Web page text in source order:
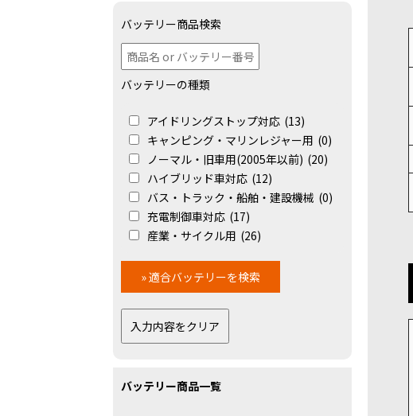
バッテリー商品検索
バッテリーの種類
アイドリングストップ対応 (13)
キャンピング・マリンレジャー用 (0)
ノーマル・旧車用(2005年以前) (20)
ハイブリッド車対応 (12)
バス・トラック・船舶・建設機械 (0)
充電制御車対応 (17)
産業・サイクル用 (26)
バッテリー商品一覧